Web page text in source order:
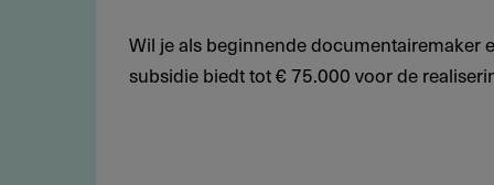
voor
beginnende
Wil je als beginnende documentairemaker
subsidie biedt tot € 75.000 voor de